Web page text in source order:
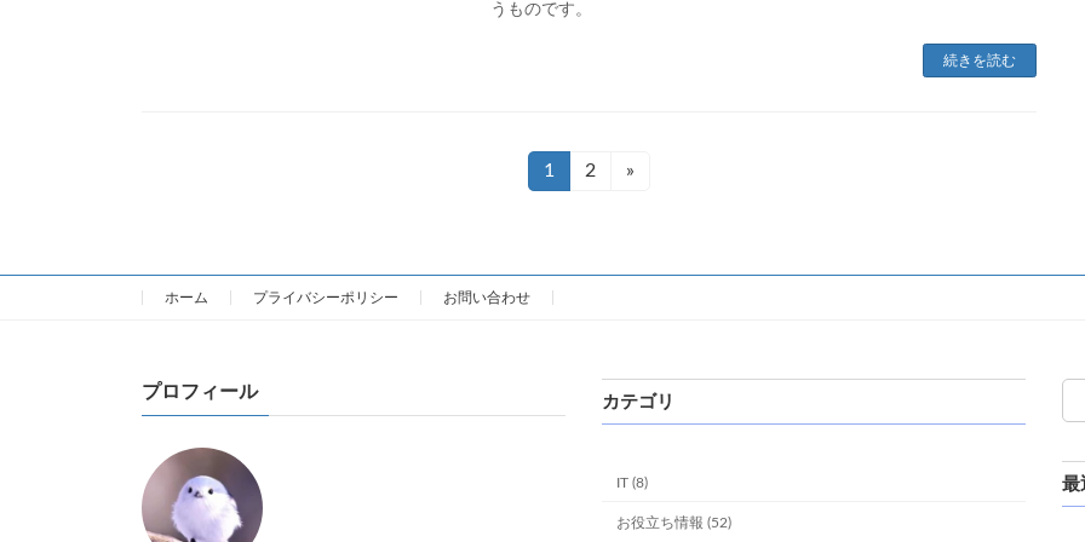
うものです。
続きを読む
の
ペ
ジ
送
り
固
定
ジ
1
固
ジ
2 »
ホーム プライバシーポリシー お問い合わせ
プロフィール カテゴリ
IT (8)
お役立ち情報 (52)
最